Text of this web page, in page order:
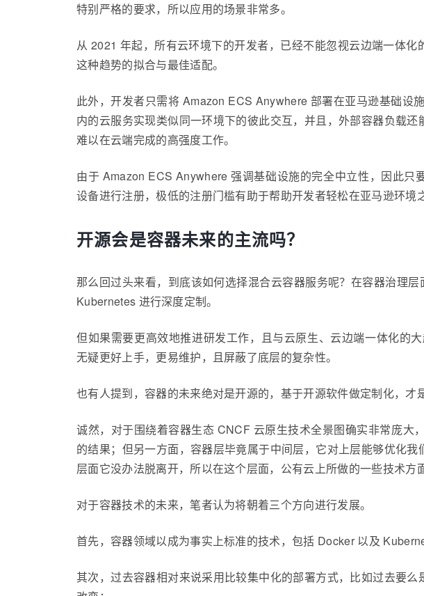
特别严格的要求，所以应用的场景非常多。
从 2021 年起，所有云环境下的开发者，已经不能忽视云边端一体
这种趋势的拟合与最佳适配。
此外，开发者只需将 Amazon ECS Anywhere 部署在亚马逊基础
内的云服务实现类似同一环境下的彼此交互，并且，外部容器负载
难以在云端完成的高强度工作。
由于 Amazon ECS Anywhere 强调基础设施的完全中立性，因此
设备进行注册，极低的注册门槛有助于帮助开发者轻松在亚马逊环
开源会是容器未来的主流吗？
那么回过头来看，到底该如何选择混合云容器服务呢？在容器治理
Kubernetes 进行深度定制。
但如果需要更高效地推进研发工作，且与云原生、云边端一体化的
无疑更好上手，更易维护，且屏蔽了底层的复杂性。
也有人提到，容器的未来绝对是开源的，基于开源软件做定制化，才
诚然，对于围绕着容器生态 CNCF 云原生技术全景图确实非常庞
的结果；但另一方面，容器层毕竟属于中间层，它对上层能够优化
层面它没办法脱离开，所以在这个层面，公有云上所做的一些技术方
对于容器技术的未来，笔者认为将朝着三个方向进行发展。
首先，容器领域以成为事实上标准的技术，包括 Docker 以及
其次，过去容器相对来说采用比较集中化的部署方式，比如过去要